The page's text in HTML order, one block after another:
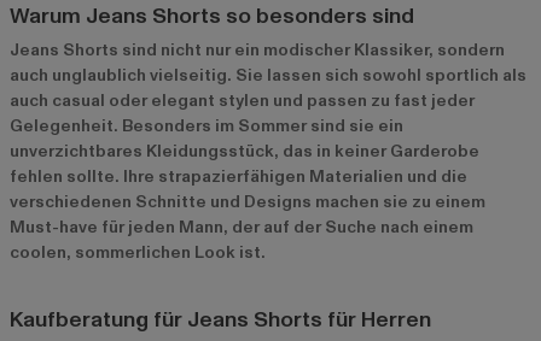
Warum Jeans Shorts so besonders sind
Jeans Shorts sind nicht nur ein modischer Klassiker, sondern
auch unglaublich vielseitig. Sie lassen sich sowohl sportlich als
auch casual oder elegant stylen und passen zu fast jeder
Gelegenheit. Besonders im Sommer sind sie ein
unverzichtbares Kleidungsstück, das in keiner Garderobe
fehlen sollte. Ihre strapazierfähigen Materialien und die
verschiedenen Schnitte und Designs machen sie zu einem
Must-have für jeden Mann, der auf der Suche nach einem
coolen, sommerlichen Look ist.
Kaufberatung für Jeans Shorts für Herren